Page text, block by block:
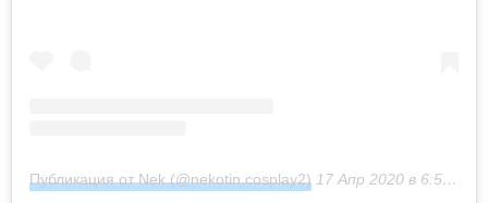
Публикация от Nek (@nekotin.cosplay2) 17 Апр 2020 в 6:59 PDT